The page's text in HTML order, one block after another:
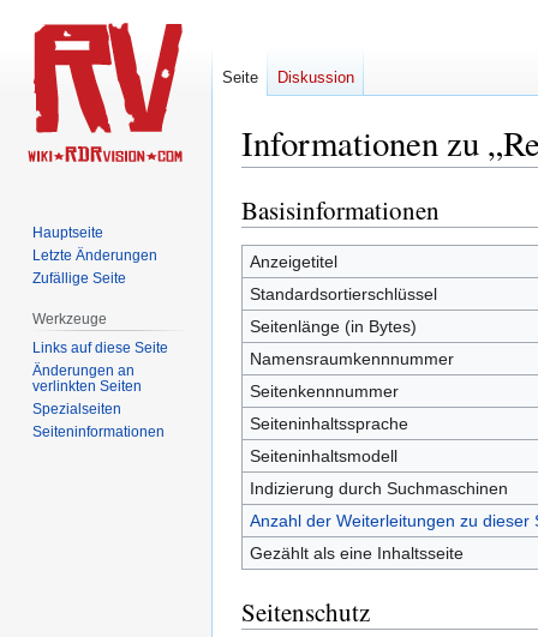
Informationen zu
Zur
Navigation
springen
Zur
Suche
springen
Basisinformationen
Anzeigetitel
Standardsortierschlüssel
Seitenlänge (in Bytes)
Namensraumkennnummer
Seitenkennnummer
Seiteninhaltssprache
Seiteninhaltsmodell
Indizierung durch Suchmaschinen
Anzahl der Weiterleitungen zu dieser
Gezählt als eine Inhaltsseite
Seitenschutz
Seite Diskussion
Hauptseite
Letzte Änderungen
Zufällige Seite
Werkzeuge
Links auf diese Seite
Änderungen an
verlinkten Seiten
Spezialseiten
Seiten­­informationen